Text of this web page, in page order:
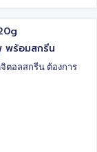
พร้อมสกรีน
ตอลสกรีน ต้องการ